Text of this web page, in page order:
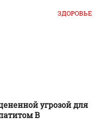
ЗДОРОВЬЕ
угрозой для
B